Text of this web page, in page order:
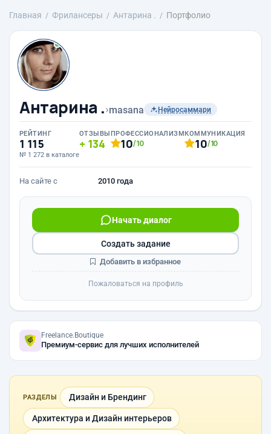
Главная Фрилансеры Антарина . Портфолио
Антарина .›masana Нейросаммари
РЕЙТИНГ
1 115
№ 1 272 в каталоге
ОТЗЫВЫ
134
ПРОФЕССИОНАЛИЗМ
10/10
КОММУНИКАЦИЯ
10/10
На сайте с 2010 года
Начать диалог
Создать задание
Добавить в избранное
Пожаловаться на профиль
Freelance.Boutique
Премиум-сервис для лучших исполнителей
РАЗДЕЛЫ Дизайн и Брендинг
Архитектура и Дизайн интерьеров